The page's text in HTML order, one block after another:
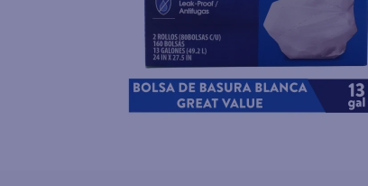
9.
goodyear
10. pollo norteño